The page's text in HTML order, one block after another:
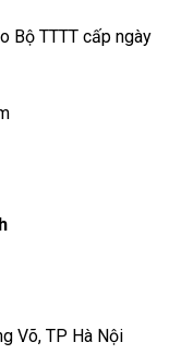
Bộ TTTT cấp ngày
Võ, TP Hà Nội